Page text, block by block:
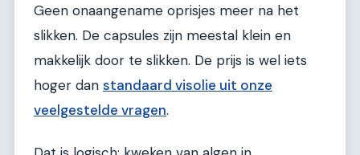
Geen onaangename oprisjes meer na het
slikken. De capsules zijn meestal klein en
makkelijk door te slikken. De prijs is wel iets
hoger dan standaard visolie uit onze
veelgestelde vragen.